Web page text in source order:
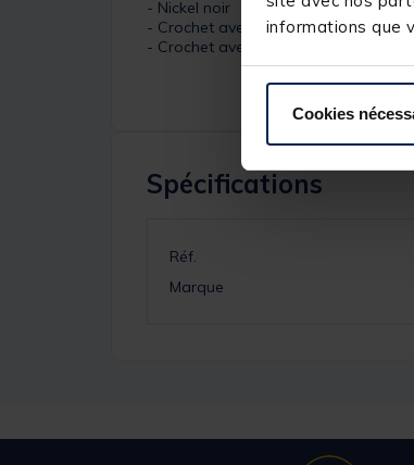
informations que
Cookies
- Nickel noir
- Crochet avec quatre coudes
- Crochet avec harpon
Spécifications
Réf.
Marque